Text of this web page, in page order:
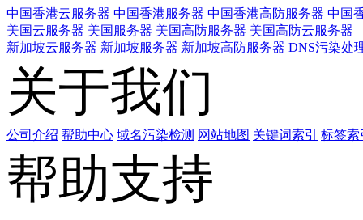
中国香港云服务器 中国香港服务器 中国香港高防服务器 中国
美国云服务器 美国服务器 美国高防服务器 美国高防云服务器
新加坡云服务器 新加坡服务器 新加坡高防服务器 DNS污染处
关于我们
公司介绍 帮助中心 域名污染检测 网站地图 关键词索引 标签索
帮助支持